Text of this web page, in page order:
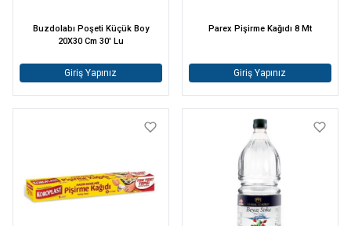
Buzdolabı Poşeti Küçük Boy
20X30 Cm 30' Lu
Giriş Yapınız
Parex Pişirme Kağıdı 8 Mt
Giriş Yapınız